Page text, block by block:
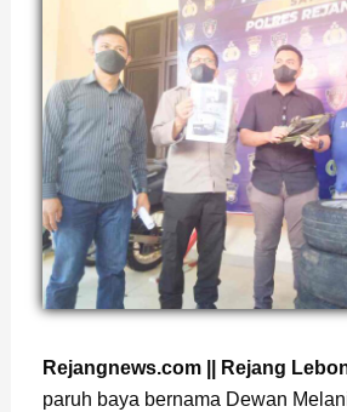
Rejangnews.com || Rejang
paruh baya bernama Dewan